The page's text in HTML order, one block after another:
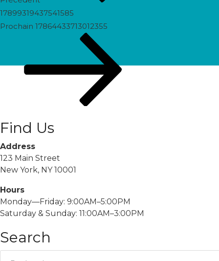
17899319437541585
Prochain
Prochain 17864433713012355
Find Us
Address
123 Main Street
New York, NY 10001
Hours
Monday—Friday: 9:00AM–5:00PM
Saturday & Sunday: 11:00AM–3:00PM
Search